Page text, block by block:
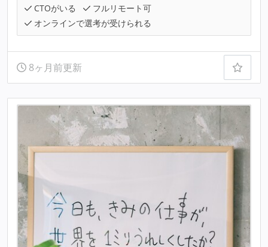
CTOがいる
フルリモート可
オンラインで選考が受けられる
8ヶ月前更新